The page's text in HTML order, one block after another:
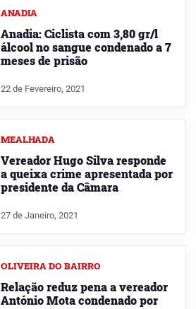
ANADIA
Anadia: Ciclista com 3,80 gr/l
álcool no sangue condenado a 7
meses de prisão
22 de Fevereiro, 2021
MEALHADA
Vereador Hugo Silva responde
a queixa crime apresentada por
presidente da Câmara
27 de Janeiro, 2021
OLIVEIRA DO BAIRRO
Relação reduz pena a vereador
António Mota condenado por